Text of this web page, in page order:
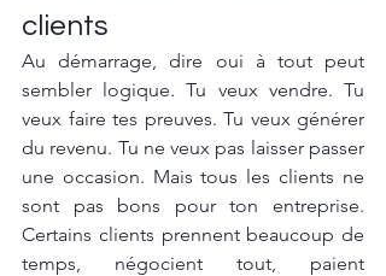
clients
Au démarrage, dire oui à tout peut
sembler logique. Tu veux vendre. Tu
veux faire tes preuves. Tu veux générer
du revenu. Tu ne veux pas laisser passer
une occasion. Mais tous les clients ne
sont pas bons pour ton entreprise.
Certains clients prennent beaucoup de
temps, négocient tout, paient